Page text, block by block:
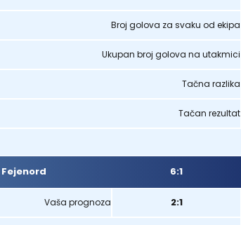
Broj golova za svaku od ekipa
Ukupan broj golova na utakmici
Tačna razlika
Tačan rezultat
Fejenord 6:1
Vaša prognoza 2:1